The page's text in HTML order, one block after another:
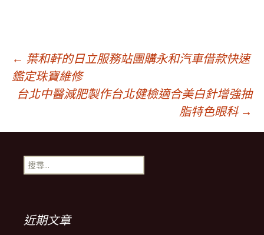
文
章
導
覽
← 葉和軒的日立服務站團購永和汽車借款快速
鑑定珠寶維修
台北中醫減肥製作台北健檢適合美白針增強抽
脂特色眼科 →
搜
尋
近期文章